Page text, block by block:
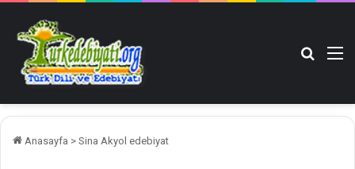
Anasayfa > Sina Akyol edebiyat